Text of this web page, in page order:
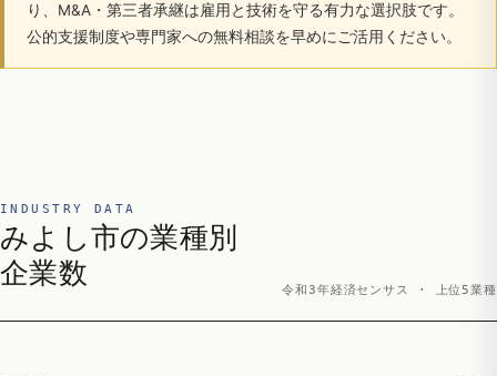
り、M&A・第三者承継は雇用と技術を守る有力な選択肢です。
公的支援制度や専門家への無料相談を早めにご活用ください。
INDUSTRY DATA
みよし市の業種別
企業数
令和3年経済センサス · 上位5業種